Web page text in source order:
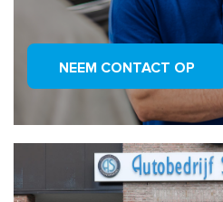
NEEM CONTACT OP